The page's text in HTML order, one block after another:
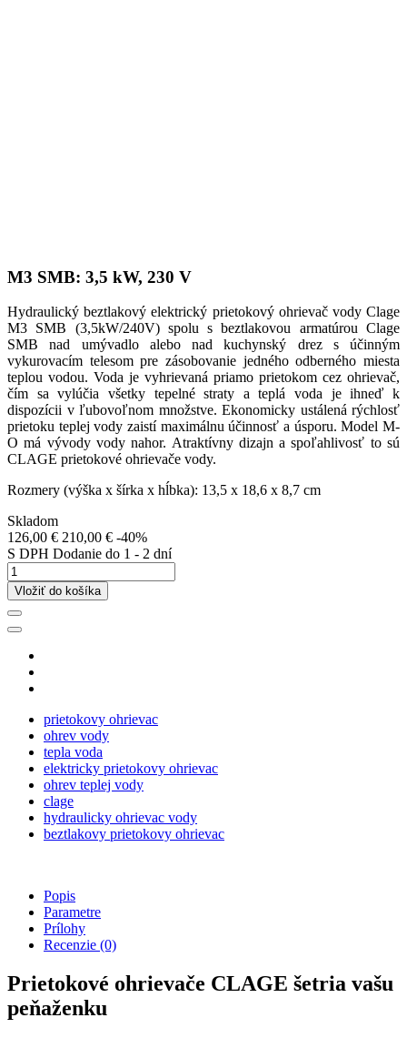
M3 SMB: 3,5 kW, 230 V
Hydraulický beztlakový elektrický prietokový ohrievač vody Clage
M3 SMB (3,5kW/240V) spolu s beztlakovou armatúrou Clage
SMB nad umývadlo alebo nad kuchynský drez s účinným
vykurovacím telesom pre zásobovanie jedného odberného miesta
teplou vodou. Voda je vyhrievaná priamo prietokom cez ohrievač,
čím sa vylúčia všetky tepelné straty a teplá voda je ihneď k
dispozícii v ľubovoľnom množstve. Ekonomicky ustálená rýchlosť
prietoku teplej vody zaistí maximálnu účinnosť a úsporu. Model M-
O má vývody vody nahor. Atraktívny dizajn a spoľahlivosť to sú
CLAGE prietokové ohrievače vody.
Rozmery (výška x šírka x hĺbka): 13,5 x 18,6 x 8,7 cm
Skladom
126,00 € 210,00 € -40%
S DPH Dodanie do 1 - 2 dní
Vložiť do košíka
prietokovy ohrievac
ohrev vody
tepla voda
elektricky prietokovy ohrievac
ohrev teplej vody
clage
hydraulicky ohrievac vody
beztlakovy prietokovy ohrievac
Popis
Parametre
Prílohy
Recenzie (0)
Prietokové ohrievače CLAGE šetria vašu
peňaženku